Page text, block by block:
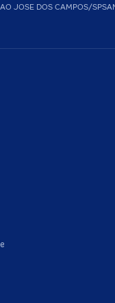
JOSE DOS CAMPOS/SP